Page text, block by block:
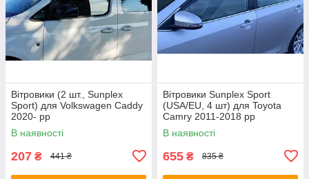
Вітровики (2 шт., Sunplex
Sport) для Volkswagen Caddy
2020- рр
В наявності
207 ₴ 441 ₴
Вітровики Sunplex Sport
(USA/EU, 4 шт) для Toyota
Camry 2011-2018 рр
В наявності
655 ₴ 835 ₴